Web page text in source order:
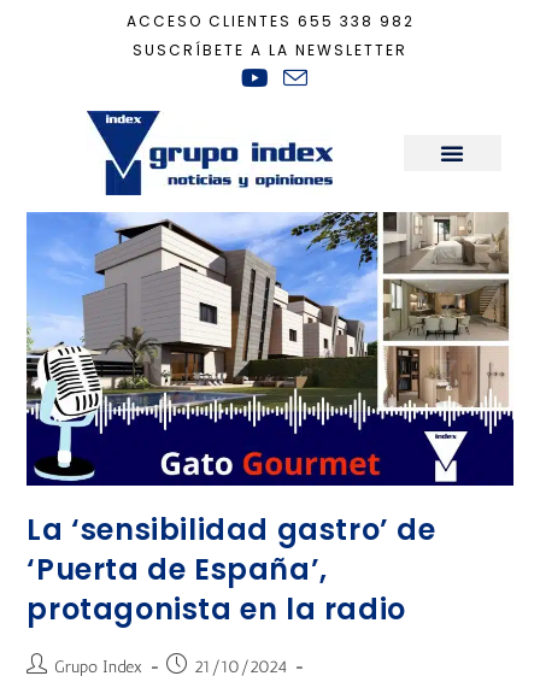
ACCESO CLIENTES 655 338 982
SUSCRÍBETE A LA NEWSLETTER
Puerta de Hierro
La ‘sensibilidad gastro’ de
‘Puerta de España’,
protagonista en la radio
Grupo Index
21/10/2024